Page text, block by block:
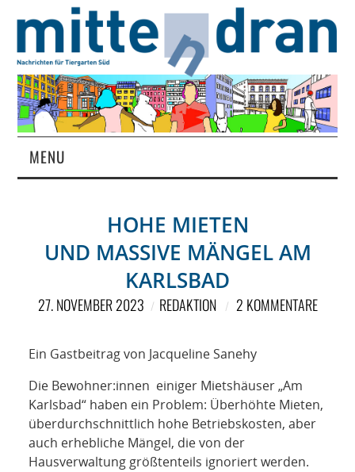
MENU
RUBRIKEN
NETZWERK
SPONSORING
KONTAKT
HOHE MIETEN
UND MASSIVE MÄNGEL AM
KARLSBAD
27. NOVEMBER 2023 REDAKTION 2 KOMMENTARE
Ein Gastbeitrag von Jacqueline Sanehy
Die Bewohner:innen einiger Mietshäuser „Am
Karlsbad“ haben ein Problem: Überhöhte Mieten,
überdurchschnittlich hohe Betriebskosten, aber
auch erhebliche Mängel, die von der
Hausverwaltung größtenteils ignoriert werden.